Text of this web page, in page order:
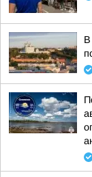
В